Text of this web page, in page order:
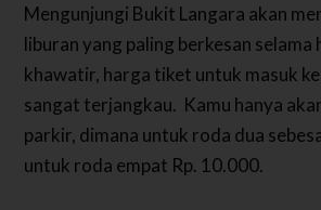
Mengunjungi Bukit Langara akan
liburan yang paling berkesan selama
khawatir, harga tiket untuk masuk
sangat terjangkau. Kamu hanya
parkir, dimana untuk roda dua
untuk roda empat Rp. 10.000.